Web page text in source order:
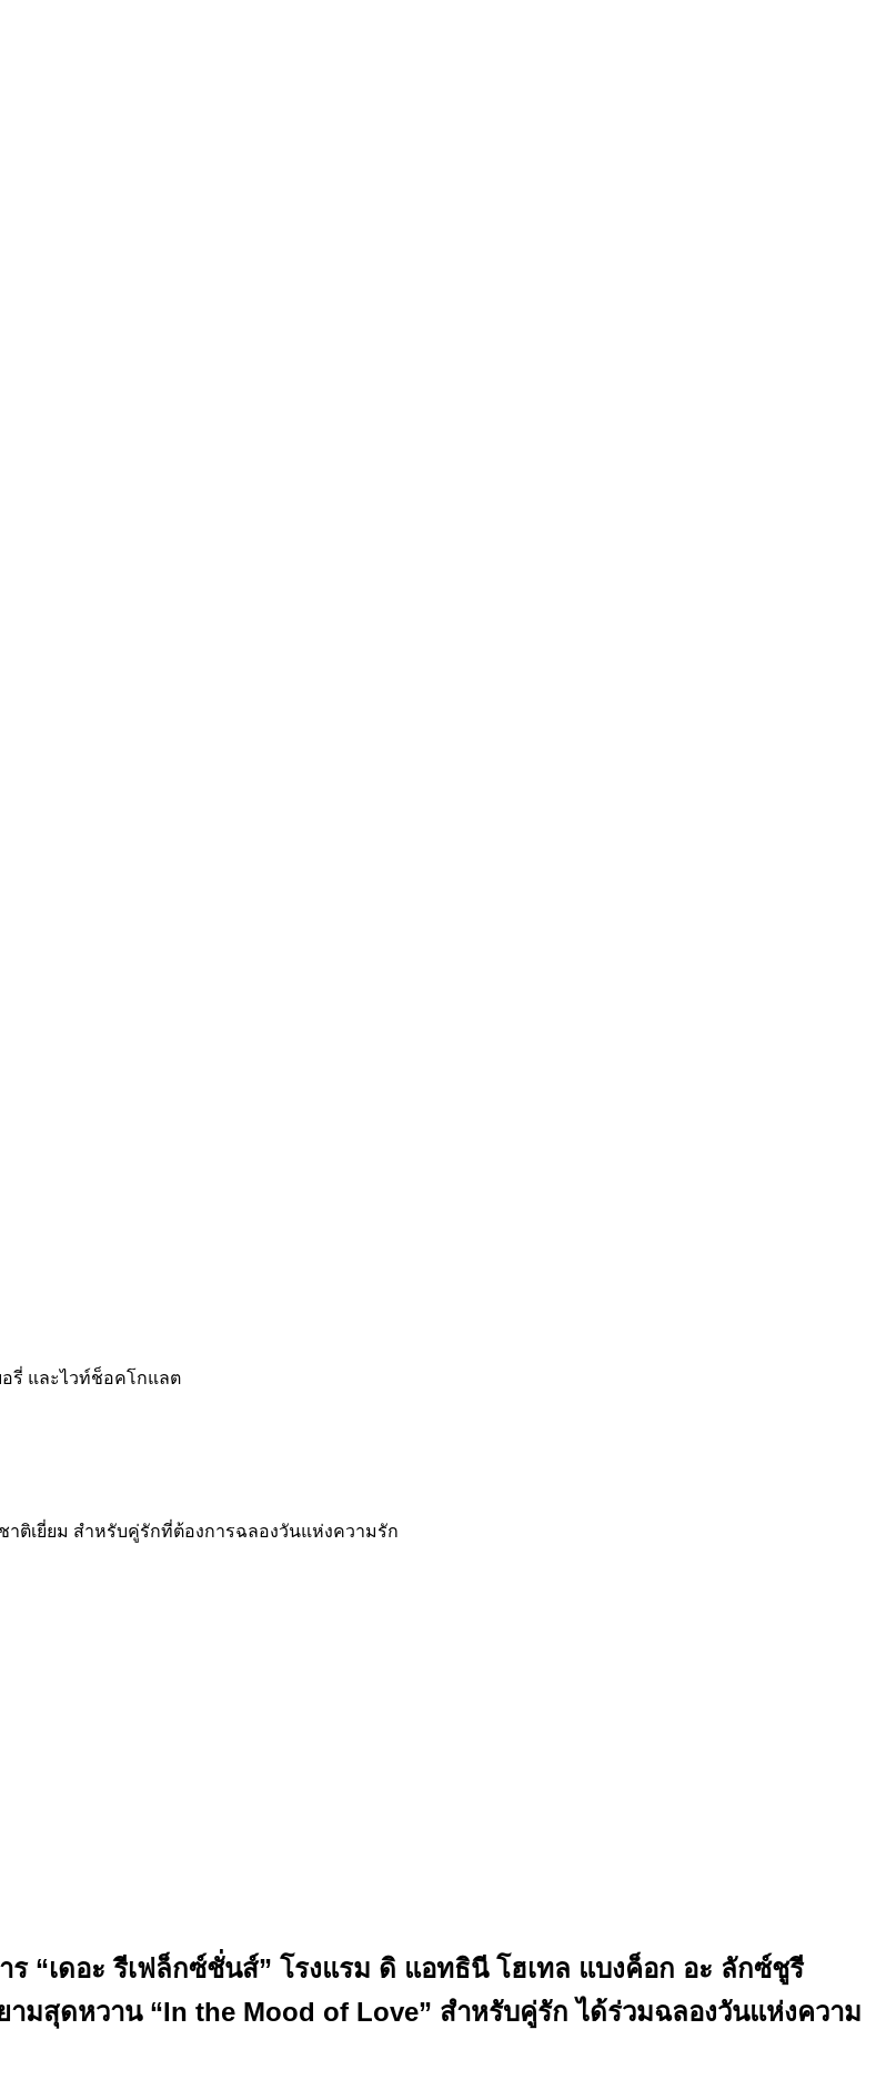
อรี่ และไวท์ช็อคโกแลต
าติเยี่ยม สำหรับคู่รักที่ต้องการฉลองวันแห่งความรัก
“เดอะ รีเฟล็กซ์ชั่นส์” โรงแรม ดิ แอทธินี โฮเทล แบงค็อก อะ ลักซ์ชูรี
ามสุดหวาน “In the Mood of Love” สำหรับคู่รัก ได้ร่วมฉลองวันแห่งความ